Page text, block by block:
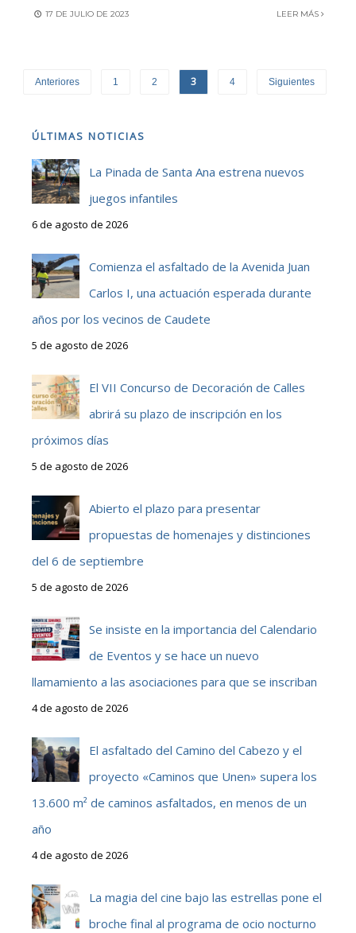
17 DE JULIO DE 2023 LEER MÁS
Anteriores 1 2 3 4 Siguientes
ÚLTIMAS NOTICIAS
La Pinada de Santa Ana estrena nuevos
juegos infantiles
6 de agosto de 2026
Comienza el asfaltado de la Avenida Juan
Carlos I, una actuación esperada durante
años por los vecinos de Caudete
5 de agosto de 2026
El VII Concurso de Decoración de Calles
abrirá su plazo de inscripción en los
próximos días
5 de agosto de 2026
Abierto el plazo para presentar
propuestas de homenajes y distinciones
del 6 de septiembre
5 de agosto de 2026
Se insiste en la importancia del Calendario
de Eventos y se hace un nuevo
llamamiento a las asociaciones para que se inscriban
4 de agosto de 2026
El asfaltado del Camino del Cabezo y el
proyecto «Caminos que Unen» supera los
13.600 m² de caminos asfaltados, en menos de un
año
4 de agosto de 2026
La magia del cine bajo las estrellas pone el
broche final al programa de ocio nocturno